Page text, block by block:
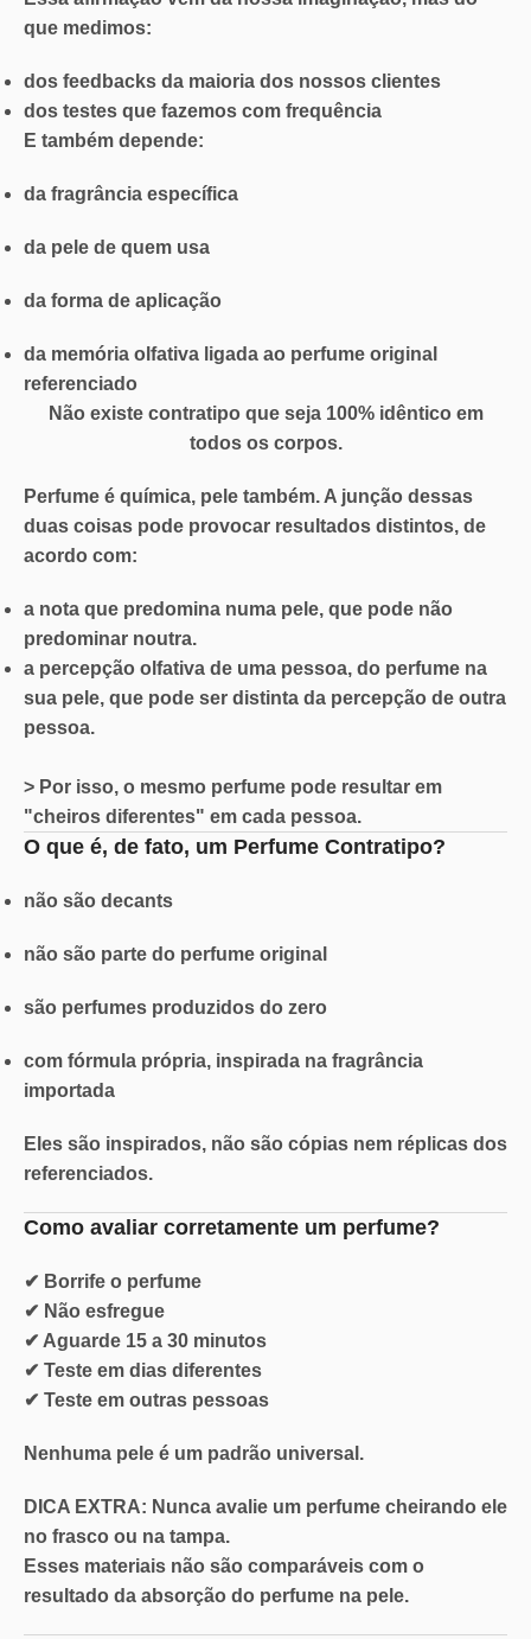
que medimos:
dos feedbacks da maioria dos nossos clientes
dos testes que fazemos com frequência
E também depende:
da fragrância específica
da pele de quem usa
da forma de aplicação
da memória olfativa ligada ao perfume original
referenciado
Não existe contratipo que seja 100% idêntico em
todos os corpos.
Perfume é química, pele também. A junção dessas
duas coisas pode provocar resultados distintos, de
acordo com:
a nota que predomina numa pele, que pode não
predominar noutra.
a percepção olfativa de uma pessoa, do perfume na
sua pele, que pode ser distinta da percepção de outra
pessoa.
> Por isso, o mesmo perfume pode resultar em
"cheiros diferentes" em cada pessoa.
O que é, de fato, um Perfume Contratipo?
não são decants
não são parte do perfume original
são perfumes produzidos do zero
com fórmula própria, inspirada na fragrância
importada
Eles são inspirados, não são cópias nem réplicas dos
referenciados.
Como avaliar corretamente um perfume?
✔ Borrife o perfume
✔ Não esfregue
✔ Aguarde 15 a 30 minutos
✔ Teste em dias diferentes
✔ Teste em outras pessoas
Nenhuma pele é um padrão universal.
DICA EXTRA: Nunca avalie um perfume cheirando ele
no frasco ou na tampa.
Esses materiais não são comparáveis com o
resultado da absorção do perfume na pele.